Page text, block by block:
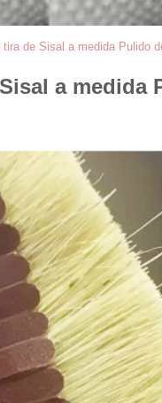
de Sisal a medida Pulido
a